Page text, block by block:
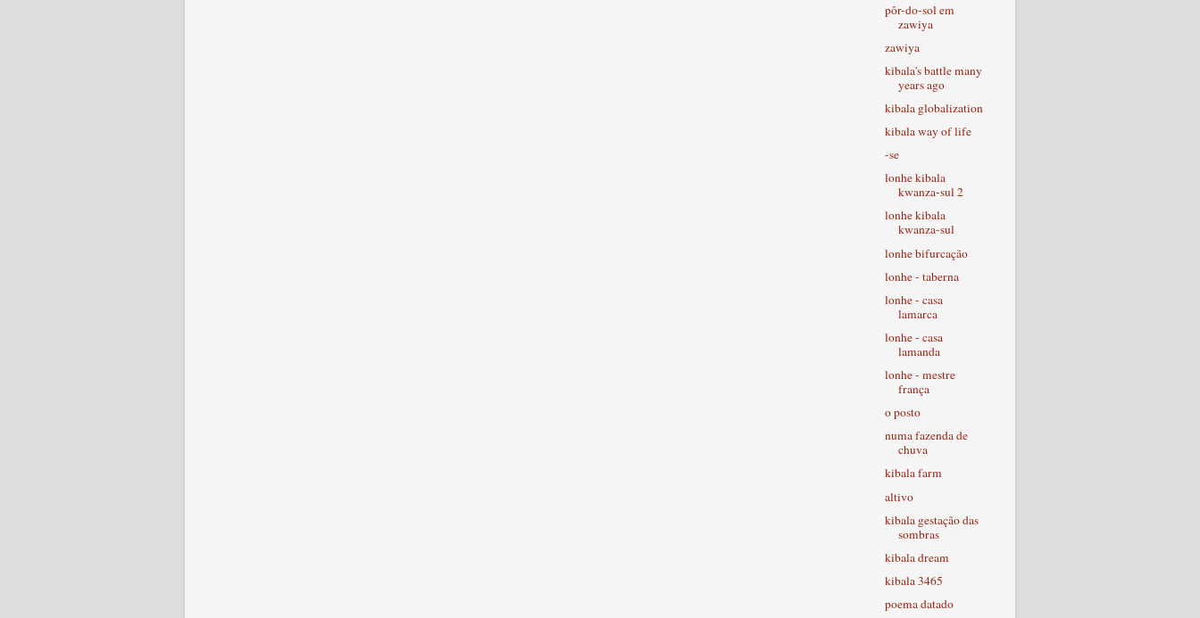
pôr-do-sol em
zawiya
zawiya
kibala's battle many
years ago
kibala globalization
kibala way of life
-se
lonhe kibala
kwanza-sul 2
lonhe kibala
kwanza-sul
lonhe bifurcação
lonhe - taberna
lonhe - casa
lamarca
lonhe - casa
lamanda
lonhe - mestre
frança
o posto
numa fazenda de
chuva
kibala farm
altivo
kibala gestação das
sombras
kibala dream
kibala 3465
poema datado